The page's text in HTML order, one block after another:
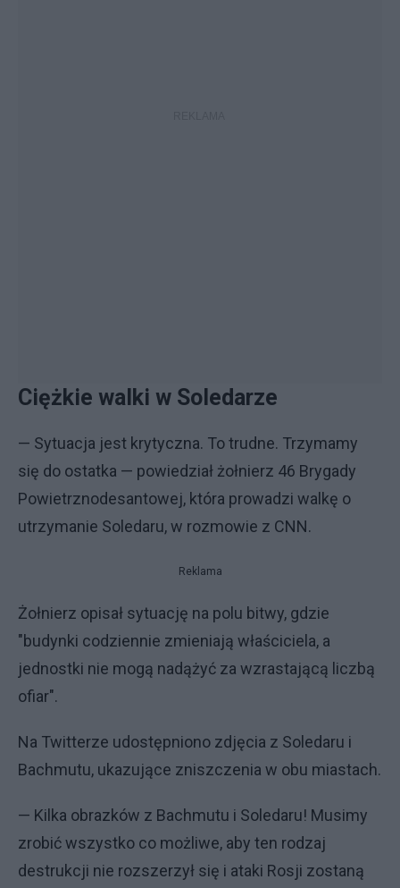
Ciężkie walki w Soledarze
— Sytuacja jest krytyczna. To trudne. Trzymamy
się do ostatka — powiedział żołnierz 46 Brygady
Powietrznodesantowej, która prowadzi walkę o
utrzymanie Soledaru, w rozmowie z CNN.
Reklama
Żołnierz opisał sytuację na polu bitwy, gdzie
"budynki codziennie zmieniają właściciela, a
jednostki nie mogą nadążyć za wzrastającą liczbą
ofiar".
Na Twitterze udostępniono zdjęcia z Soledaru i
Bachmutu, ukazujące zniszczenia w obu miastach.
— Kilka obrazków z Bachmutu i Soledaru! Musimy
zrobić wszystko co możliwe, aby ten rodzaj
destrukcji nie rozszerzył się i ataki Rosji zostaną